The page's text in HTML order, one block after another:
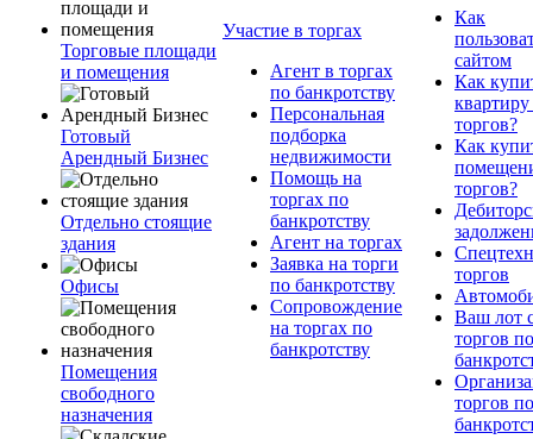
Торговые площади
и помещения
Готовый
Арендный Бизнес
Отдельно стоящие
здания
Офисы
Помещения
свободного
назначения
Участие в торгах
Агент в торгах
по банкротству
Персональная
подборка
недвижимости
Помощь на
торгах по
банкротству
Агент на торгах
Заявка на торги
по банкротству
Сопровождение
на торгах по
банкротству
Как
сайтом
Как
квартиру
торгов?
Как
торгов?
торгов
Ваш лот
торгов по
торгов по